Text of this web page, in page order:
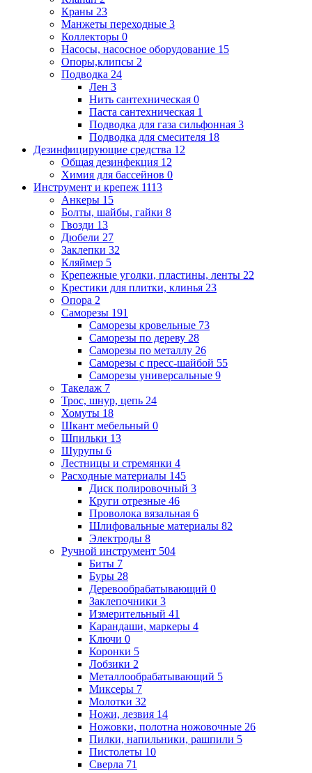
Краны 23
Манжеты переходные 3
Коллекторы 0
Насосы, насосное оборудование 15
Опоры,клипсы 2
Подводка 24
Лен 3
Нить сантехническая 0
Паста сантехническая 1
Подводка для газа сильфонная 3
Подводка для смесителя 18
Дезинфицирующие средства 12
Общая дезинфекция 12
Химия для бассейнов 0
Инструмент и крепеж 1113
Анкеры 15
Болты, шайбы, гайки 8
Гвозди 13
Дюбели 27
Заклепки 32
Кляймер 5
Крепежные уголки, пластины, ленты 22
Крестики для плитки, клинья 23
Опора 2
Саморезы 191
Саморезы кровельные 73
Саморезы по дереву 28
Саморезы по металлу 26
Саморезы с пресс-шайбой 55
Саморезы универсальные 9
Такелаж 7
Трос, шнур, цепь 24
Хомуты 18
Шкант мебельный 0
Шпильки 13
Шурупы 6
Лестницы и стремянки 4
Расходные материалы 145
Диск полировочный 3
Круги отрезные 46
Проволока вязальная 6
Шлифовальные материалы 82
Электроды 8
Ручной инструмент 504
Биты 7
Буры 28
Деревообрабатывающий 0
Заклепочники 3
Измерительный 41
Карандаши, маркеры 4
Ключи 0
Коронки 5
Лобзики 2
Металлообрабатывающий 5
Миксеры 7
Молотки 32
Ножи, лезвия 14
Ножовки, полотна ножовочные 26
Пилки, напильники, рашпили 5
Пистолеты 10
Сверла 71